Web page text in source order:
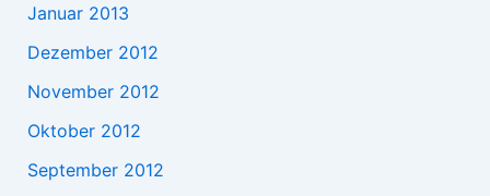
Januar 2013
Dezember 2012
November 2012
Oktober 2012
September 2012